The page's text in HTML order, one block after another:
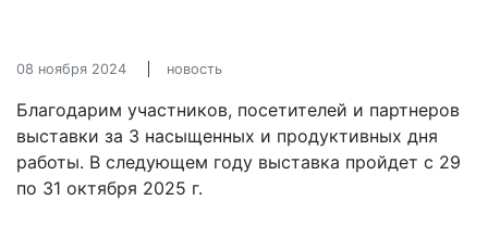
08 ноября 2024 новость
Благодарим участников, посетителей и партнеров
выставки за 3 насыщенных и продуктивных дня
работы. В следующем году выставка пройдет с 29
по 31 октября 2025 г.